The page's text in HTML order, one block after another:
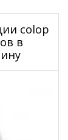
colop
в